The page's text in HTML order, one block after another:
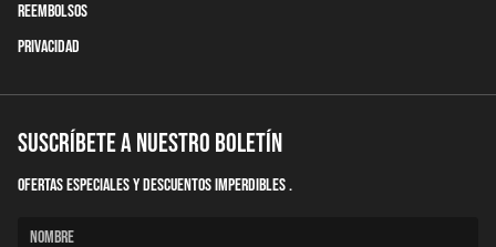
Reembolsos
Privacidad
Suscríbete a nuestro boletín
Ofertas Especiales y descuentos imperdibles .